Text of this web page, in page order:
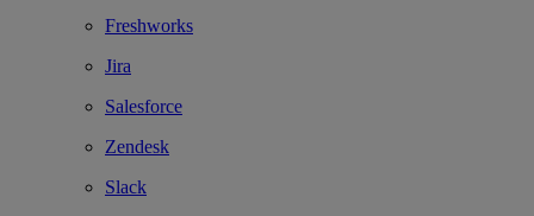
Freshworks
Jira
Salesforce
Zendesk
Slack